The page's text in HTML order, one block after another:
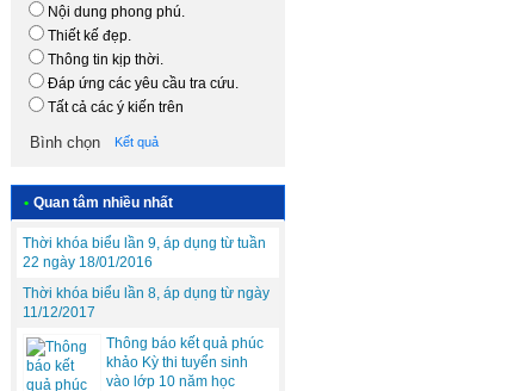
Nội dung phong phú.
Thiết kế đẹp.
Thông tin kịp thời.
Đáp ứng các yêu cầu tra cứu.
Tất cả các ý kiến trên
Kết quả
• Quan tâm nhiều nhất
Thời khóa biểu lần 9, áp dụng từ tuần
22 ngày 18/01/2016
Thời khóa biểu lần 8, áp dụng từ ngày
11/12/2017
Thông báo kết quả phúc
khảo Kỳ thi tuyển sinh
vào lớp 10 năm học